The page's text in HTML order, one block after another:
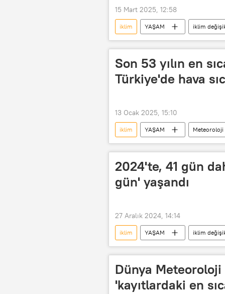
15 Mart 2025, 12:58
iklim YAŞAM iklim
Doğu Karadeniz
Meteoroloji
Son 53 yılın en
Türkiye'de hava
13 Ocak 2025, 15:10
iklim YAŞAM
Meteoroloji
Çevre, Şehircilik ve İklim Değişikliği
2024'te, 41 gün
gün' yaşandı
27 Aralık 2024, 14:14
iklim YAŞAM iklim
Küresel ısınma
Dünya
'kayıtlardaki en